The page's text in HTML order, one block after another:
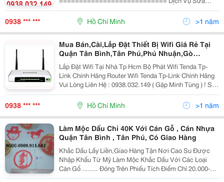
Chữa, Lắp Đặt Wifi Tại Nhà Giá Rẻ Tại Tp.hcm Làm
0938 *** *** Hồ Chí Minh >1 năm
Mua Bán,Cài,Lắp Đặt Thiết Bị Wifi Giá Rẻ Tại
Quận Tân Bình,Tân Phú,Phú Nhuận,Gò
Vấp,Bình Thạnh,Thủ Đức,Bình Chánh,Bình
Tân Liên Hệ 0938032149
Lắp Đặt Wifi Tại Nhà Tp Hcm Bộ Phát Wifi Tenda Tp-
Link Chính Hãng Router Wifi Tenda Tp-Link Chính Hãng
Vui Lòng Liên Hệ : 0938.032.149 ( Gặp Minh Tùng ) ! Sp1
: Bộ Phát Wifi Tenda W311R/W316R Chuẩn N 180Mbps
( 1 Anten ) - Bảo Hành 12Tháng Giá : 399.0
0938 *** *** Hồ Chí Minh >1 năm
Làm Mộc Dấu Chỉ 40K Với Cán Gỗ , Cán Nhựa
Quận Tân Bình , Tân Phú, Có Giao Hàng
Khắc Dấu Lấy Liền,Giao Hàng Tận Nơi Cao Su Được
Nhập Khẩu Từ Mỹ Làm Mộc Khắc Dấu Với Các Loại
Cán Gổ ........ Đóng Trên Phiếu Tích Điểm Chỉ 20.000-
30.000 Lấy Trong 2 Giờ Dấu Mộc Bản Vẽ Hoàn Công ,